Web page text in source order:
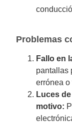
Problemas
Fallo en
pantallas
errónea o
Luces
motivo: